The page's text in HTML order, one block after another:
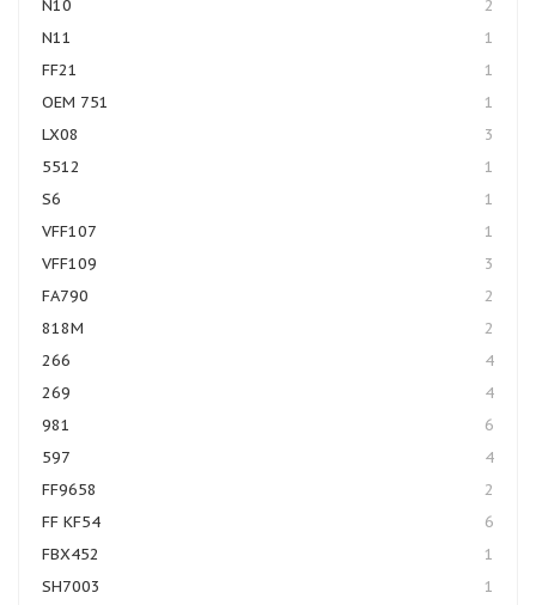
N10
2
N11
1
FF21
1
OEM 751
1
LX08
3
5512
1
S6
1
VFF107
1
VFF109
3
FA790
2
818M
2
266
4
269
4
981
6
597
4
FF9658
2
FF KF54
6
FBX452
1
SH7003
1